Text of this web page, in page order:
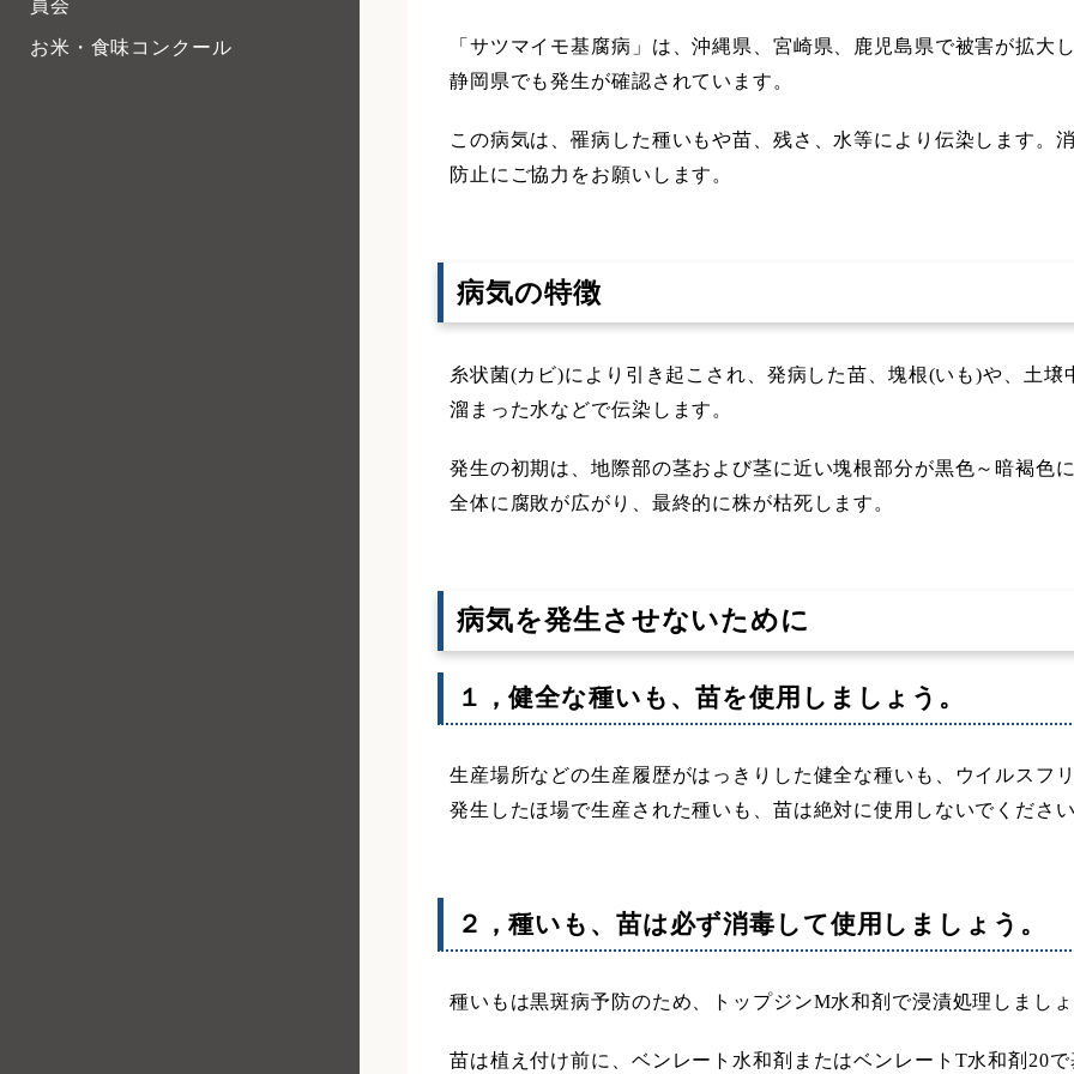
員会
お米・食味コンクール
「サツマイモ基腐病」は、沖縄県、宮崎県、鹿児島県で被害が拡
静岡県でも発生が確認されています。
この病気は、罹病した種いもや苗、残さ、水等により伝染します。
防止にご協力をお願いします。
病気の特徴
糸状菌(カビ)により引き起こされ、発病した苗、塊根(いも)や、土
溜まった水などで伝染します。
発生の初期は、地際部の茎および茎に近い塊根部分が黒色～暗褐色
全体に腐敗が広がり、最終的に株が枯死します。
病気を発生させないために
１，健全な種いも、苗を使用しましょう。
生産場所などの生産履歴がはっきりした健全な種いも、ウイルスフ
発生したほ場で生産された種いも、苗は絶対に使用しないでくださ
２，種いも、苗は必ず消毒して使用しましょう。
種いもは黒斑病予防のため、トップジンM水和剤で浸漬処理しまし
苗は植え付け前に、ベンレート水和剤またはベンレートT水和剤20